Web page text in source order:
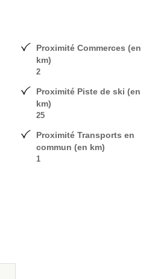
Proximité Commerces (en
km)
2
Proximité Piste de ski (en
km)
25
Proximité Transports en
commun (en km)
1